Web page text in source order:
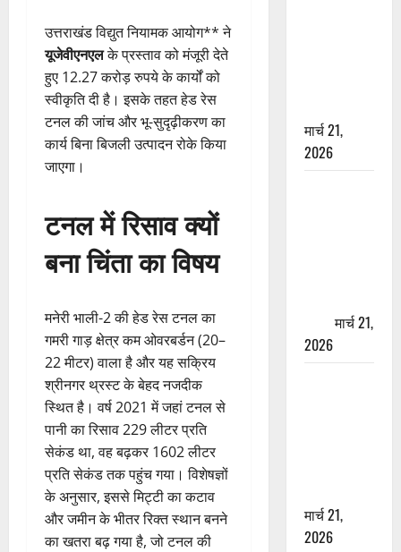
उत्तराखंड विद्युत नियामक आयोग** ने
यूजेवीएनएलके प्रस्ताव को मंजूरी देते
हुए 12.27 करोड़ रुपये के कार्यों को
स्वीकृति दी है। इसके तहत हेड रेस
टनल की जांच और भू-सुदृढ़ीकरण का
कार्य बिना बिजली उत्पादन रोके किया
जाएगा।
टनल में रिसाव क्यों
बना चिंता का विषय
मनेरी भाली-2 की हेड रेस टनल का
गमरी गाड़ क्षेत्र कम ओवरबर्डन (20–
22 मीटर) वाला है और यह सक्रिय
श्रीनगर थ्रस्ट के बेहद नजदीक
स्थित है। वर्ष 2021 में जहां टनल से
पानी का रिसाव 229 लीटर प्रति
सेकंड था, वह बढ़कर 1602 लीटर
प्रति सेकंड तक पहुंच गया। विशेषज्ञों
के अनुसार, इससे मिट्टी का कटाव
और जमीन के भीतर रिक्त स्थान बनने
का खतरा बढ़ गया है, जो टनल की
मार्च 21,
2026
मार्च 21,
2026
मार्च 21,
2026